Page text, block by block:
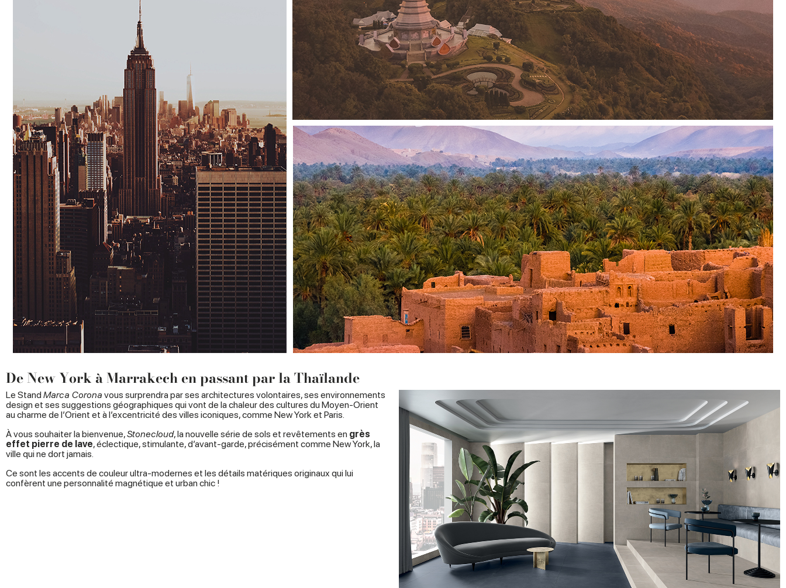
De New York à Marrakech en passant par la Thaïlande
Le Stand Marca Corona vous surprendra par ses architectures volontaires, ses environnements
design et ses suggestions géographiques qui vont de la chaleur des cultures du Moyen-Orient
au charme de l’Orient et à l’excentricité des villes iconiques, comme New York et Paris.
À vous souhaiter la bienvenue,Stonecloud, la nouvelle série de sols et revêtements en grès
effet pierre de lave, éclectique, stimulante, d’avant-garde, précisément comme New York, la
ville qui ne dort jamais.
Ce sont les accents de couleur ultra-modernes et les détails matériques originaux qui lui
confèrent une personnalité magnétique et urban chic !